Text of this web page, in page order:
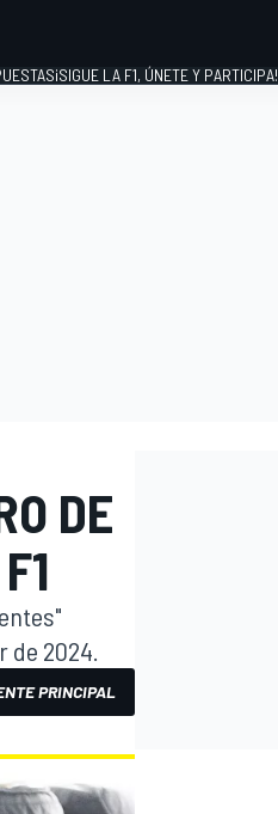
¡SIGUE LA F1, ÚNETE Y PARTICIPA!
DE
2024.
PRINCIPAL